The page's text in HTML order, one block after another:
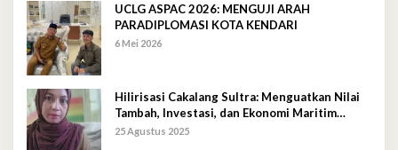
UCLG ASPAC 2026: MENGUJI ARAH
PARADIPLOMASI KOTA KENDARI
6 Mei 2026
Hilirisasi Cakalang Sultra: Menguatkan Nilai
Tambah, Investasi, dan Ekonomi Maritim
Berkelanjutan
25 Agustus 2025